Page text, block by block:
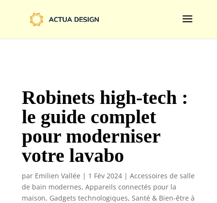
family=Limelight&display=swap');
Robinets high-tech :
le guide complet
pour moderniser
votre lavabo
par Emilien Vallée | 1 Fév 2024| Accessoires de salle
de bain modernes, Appareils connectés pour la
maison, Gadgets technologiques, Santé & Bien-être à